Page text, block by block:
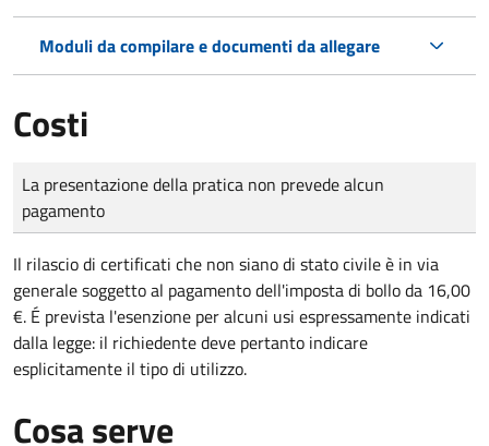
Moduli da compilare e documenti da allegare
Costi
Tipo di pagamento
Importo
La presentazione della pratica non prevede alcun
pagamento
Il rilascio di certificati che non siano di stato civile è in via
generale soggetto al pagamento dell'imposta di bollo da 16,00
€. É prevista l'esenzione per alcuni usi espressamente indicati
dalla legge: il richiedente deve pertanto indicare
esplicitamente il tipo di utilizzo.
Cosa serve